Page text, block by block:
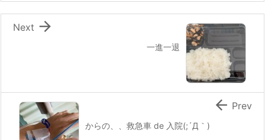
一進一退

Next
からの、、救急車 de 入院(;´Д｀)
 Prev